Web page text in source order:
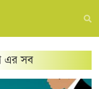
এর সব